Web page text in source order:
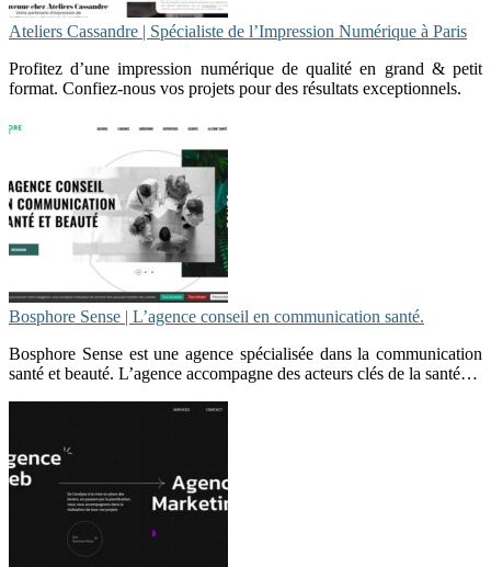
Ateliers Cassandre | Spécialiste de l’Impression Numérique à Paris
Profitez d’une impression numérique de qualité en grand & petit
format. Confiez-nous vos projets pour des résultats exceptionnels.
Bosphore Sense | L’agence conseil en communication santé.
Bosphore Sense est une agence spécialisée dans la communication
santé et beauté. L’agence accompagne des acteurs clés de la santé…